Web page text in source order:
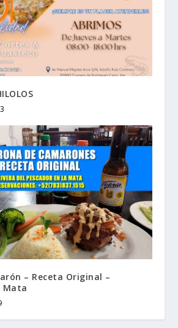
– Receta Original –
Mata